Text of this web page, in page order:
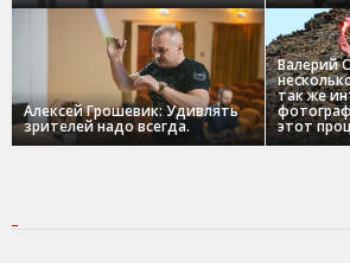
Алексей Грошевик: Удивлять
зрителей надо всегда.
Валерий
так же
этот